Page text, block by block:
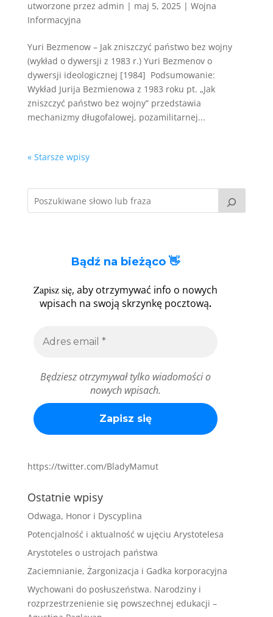
utworzone przez admin | maj 5, 2025| Wojna
Informacyjna
Yuri Bezmenow – Jak zniszczyć państwo bez wojny
(wykład o dywersji z 1983 r.) Yuri Bezmenov o
dywersji ideologicznej [1984] Podsumowanie:
Wykład Jurija Bezmienowa z 1983 roku pt. „Jak
zniszczyć państwo bez wojny” przedstawia
mechanizmy długofalowej, pozamilitarnej...
« Starsze wpisy
Bądź na bieżąco 👋
Zapisz się, aby otrzymywać info o nowych
wpisach na swoją skrzynkę pocztową.
Będziesz otrzymywał tylko wiadomości o
nowych wpisach.
https://twitter.com/BladyMamut
Ostatnie wpisy
Odwaga, Honor i Dyscyplina
Potencjalność i aktualność w ujęciu Arystotelesa
Arystoteles o ustrojach państwa
Zaciemnianie, Żargonizacja i Gadka korporacyjna
Wychowani do posłuszeństwa. Narodziny i
rozprzestrzenienie się powszechnej edukacji –